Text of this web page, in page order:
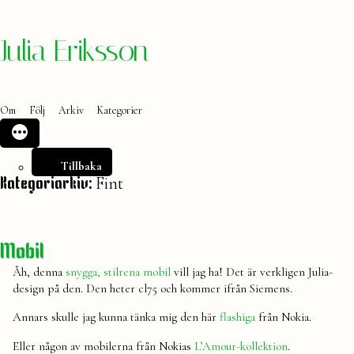
Hoppa
Julia Eriksson
Om Följ Arkiv Kategorier
Tillbaka
Kategoriarkiv: Fint
Mobil
Åh, denna snygga, stilrena mobil vill jag ha! Det är verkligen Julia-
design på den. Den heter cl75 och kommer ifrån Siemens.
Annars skulle jag kunna tänka mig den här flashiga från Nokia.
Eller någon av mobilerna från Nokias L’Amour-kollektion.